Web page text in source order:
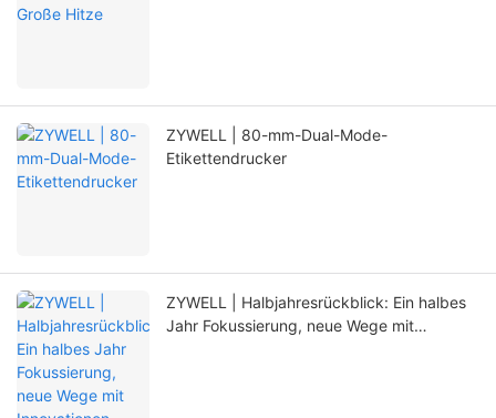
ZYWELL | 80-mm-Dual-Mode-
Etikettendrucker
ZYWELL | Halbjahresrückblick: Ein halbes
Jahr Fokussierung, neue Wege mit